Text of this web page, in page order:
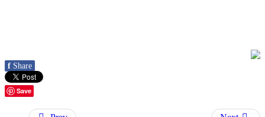
f Share
Save